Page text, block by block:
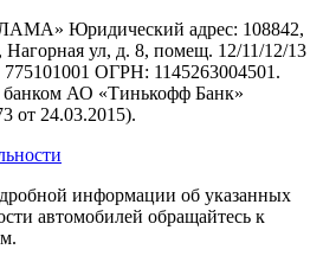
Юридический адрес: 108842,
ул, д. 8, помещ. 12/11/12/13
ОГРН: 1145263004501.
банком АО «Тинькофф Банк»
от 24.03.2015).
информации об указанных
автомобилей обращайтесь к